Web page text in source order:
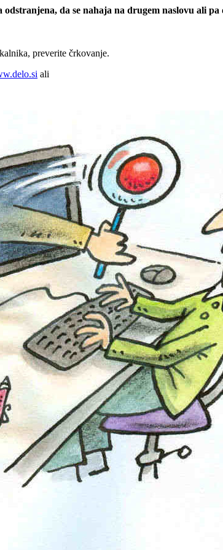
da se nahaja na drugem naslovu ali
preverite črkovanje.
ali